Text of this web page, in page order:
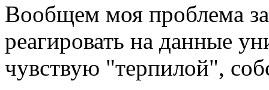
Вообщем моя проблема
реагировать на данные
чувствую "терпилой",